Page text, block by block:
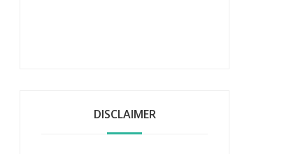
DISCLAIMER